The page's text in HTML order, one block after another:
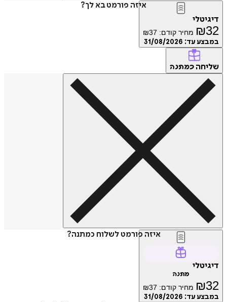
איזה פורמט בא לך?
דיגיטלי
₪32 מחיר קודם: ₪37
במבצע עד: 31/08/2026
שליחה כמתנה
איזה פורמט לשלוח כמתנה?
דיגיטלי
מתנה
₪32 מחיר קודם: ₪37
במבצע עד: 31/08/2026